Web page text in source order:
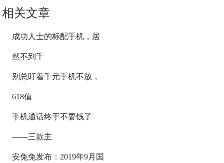
相关文章
成功人士的标配手机，居
然不到千
别总盯着千元手机不放，
618值
手机通话终于不要钱了
——三款主
安兔兔发布：2019年9月国